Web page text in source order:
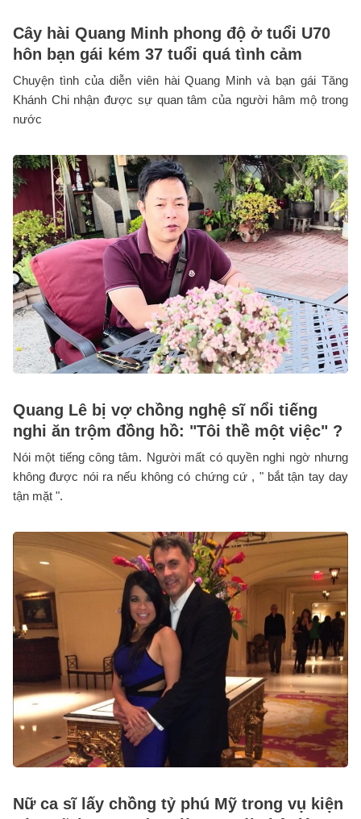
Cây hài Quang Minh phong độ ở tuổi U70
hôn bạn gái kém 37 tuổi quá tình cảm
Chuyện tình của diễn viên hài Quang Minh và bạn gái Tăng
Khánh Chi nhận được sự quan tâm của người hâm mộ trong
nước
Quang Lê bị vợ chồng nghệ sĩ nổi tiếng
nghi ăn trộm đồng hồ: "Tôi thề một việc" ?
Nói một tiếng công tâm. Người mất có quyền nghi ngờ nhưng
không được nói ra nếu không có chứng cứ , " bắt tận tay day
tận mặt ".
Nữ ca sĩ lấy chồng tỷ phú Mỹ trong vụ kiện